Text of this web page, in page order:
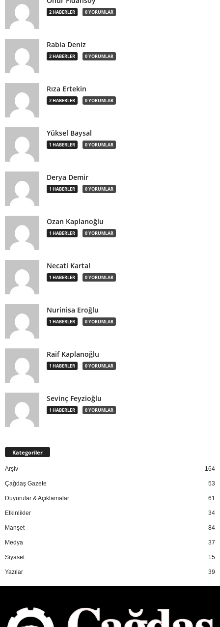
2 HABERLER 0 YORUMLAR
Rabia Deniz
2 HABERLER 0 YORUMLAR
Rıza Ertekin
2 HABERLER 0 YORUMLAR
Yüksel Baysal
1 HABERLER 0 YORUMLAR
Derya Demir
1 HABERLER 0 YORUMLAR
Ozan Kaplanoğlu
1 HABERLER 0 YORUMLAR
Necati Kartal
1 HABERLER 0 YORUMLAR
Nurinisa Eroğlu
1 HABERLER 0 YORUMLAR
Raif Kaplanoğlu
1 HABERLER 0 YORUMLAR
Sevinç Feyzioğlu
1 HABERLER 0 YORUMLAR
Kategoriler
Arşiv 164
Çağdaş Gazete 53
Duyurular & Açıklamalar 61
Etkinlikler 34
Manşet 84
Medya 37
Siyaset 15
Yazılar 39